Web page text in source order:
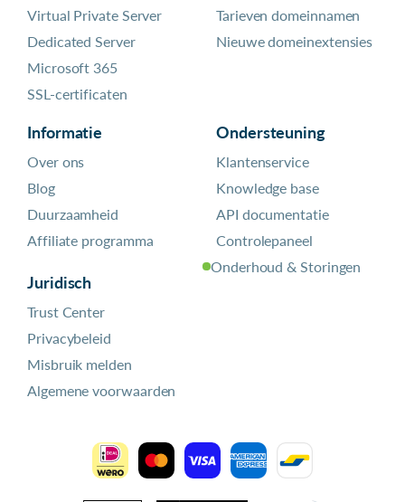
Virtual Private Server
Dedicated Server
Microsoft 365
SSL-certificaten
Tarieven domeinnamen
Nieuwe domeinextensies
Informatie
Over ons
Blog
Duurzaamheid
Affiliate programma
Juridisch
Trust Center
Privacybeleid
Misbruik melden
Algemene voorwaarden
Ondersteuning
Klantenservice
Knowledge base
API documentatie
Controlepaneel
Onderhoud & Storingen